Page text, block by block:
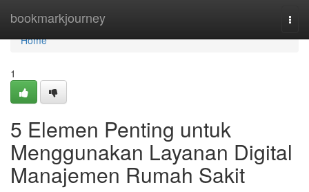
bookmarkjourney
Home
Home
1
5 Elemen Penting untuk
Menggunakan Layanan Digital
Manajemen Rumah Sakit